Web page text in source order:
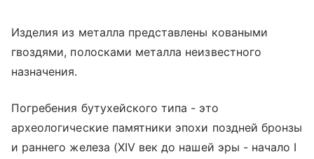
Изделия из металла представлены коваными
гвоздями, полосками металла неизвестного
назначения.
Погребения бутухейского типа - это
археологические памятники эпохи поздней бронзы
и раннего железа (XIV век до нашей эры - начало I